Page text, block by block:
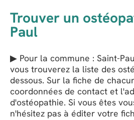
Trouver un
Paul
▶ Pour la commune : Saint-
vous trouverez la liste des
dessous. Sur la fiche de
coordonnées de contact et
d'ostéopathie. Si vous êtes
n'hésitez pas à éditer votre